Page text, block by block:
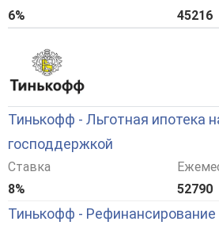
6%
45216
Тинькофф - Льготная ипотека
господдержкой
Ставка
8%
52790
Тинькофф - Рефинансирование